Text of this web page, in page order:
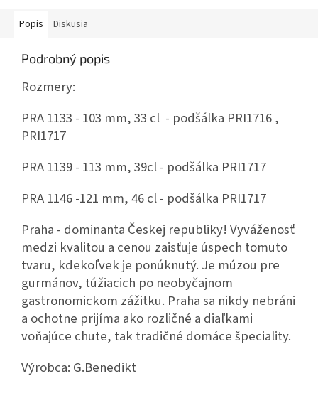
Popis Diskusia
Podrobný popis
Rozmery:
PRA 1133 - 103 mm, 33 cl - podšálka PRI1716 ,
PRI1717
PRA 1139 - 113 mm, 39cl - podšálka PRI1717
PRA 1146 -121 mm, 46 cl - podšálka PRI1717
Praha - dominanta Českej republiky! Vyváženosť
medzi kvalitou a cenou zaisťuje úspech tomuto
tvaru, kdekoľvek je ponúknutý. Je múzou pre
gurmánov, túžiacich po neobyčajnom
gastronomickom zážitku. Praha sa nikdy nebráni
a ochotne prijíma ako rozličné a diaľkami
voňajúce chute, tak tradičné domáce špeciality.
Výrobca: G.Benedikt